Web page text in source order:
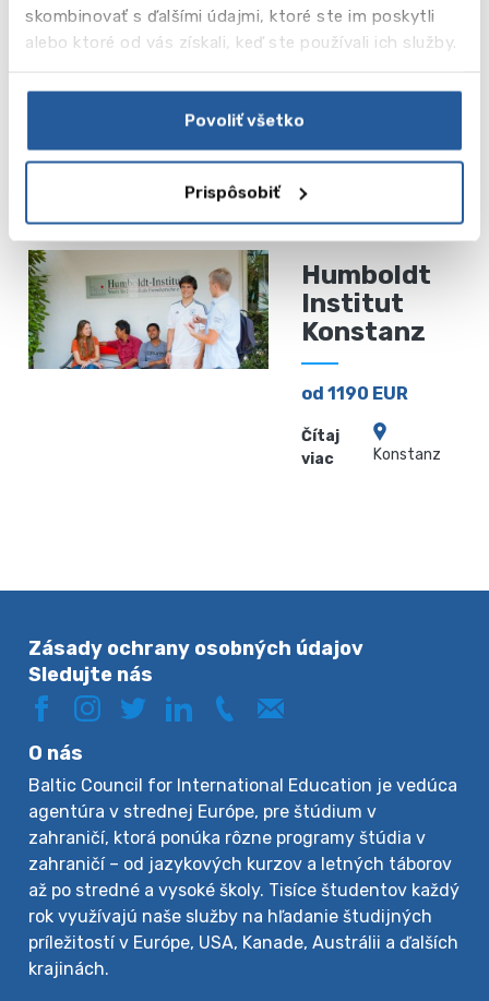
skombinovať s ďalšími údajmi, ktoré ste im poskytli
alebo ktoré od vás získali, keď ste používali ich služby.
Povoliť všetko
Prispôsobiť Čítaj viac
Humboldt
Institut
Konstanz
od 1190 EUR
Čítaj
viac
Konstanz
Zásady ochrany osobných údajov
Sledujte nás
O nás
Baltic Council for International Education je vedúca
agentúra v strednej Európe, pre štúdium v
zahraničí, ktorá ponúka rôzne programy štúdia v
zahraničí – od jazykových kurzov a letných táborov
až po stredné a vysoké školy. Tisíce študentov každý
rok využívajú naše služby na hľadanie študijných
príležitostí v Európe, USA, Kanade, Austrálii a ďalších
krajinách.